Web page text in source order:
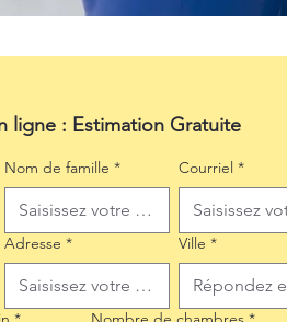
ligne : Estimation Gratuite
Nom de famille * Courriel *
Adresse * Ville *